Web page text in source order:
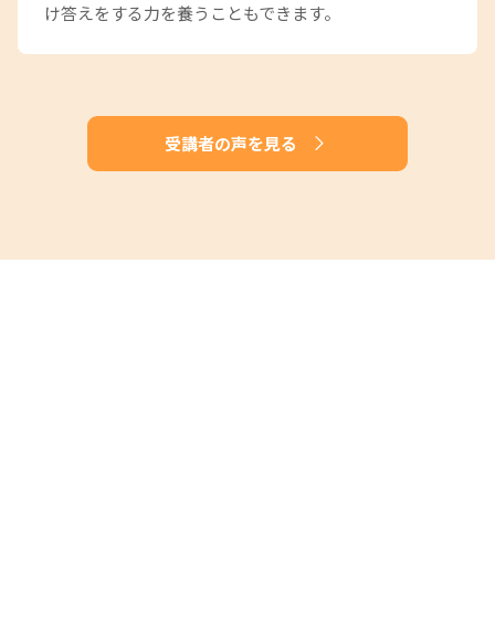
け答えをする力を養うこともできます。
受講者の声を見る